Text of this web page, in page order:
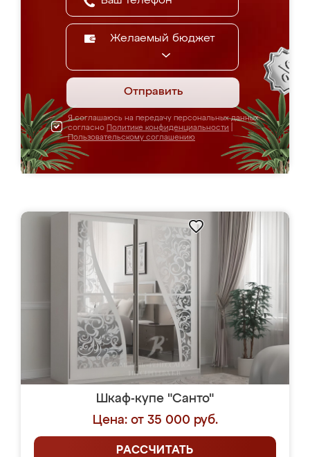
Желаемый бюджет
Отправить
Я соглашаюсь на передачу персональных данных
согласно Политике конфиденциальности
Пользовательскому соглашению
Шкаф-купе "Санто"
Цена: от 35 000 руб.
РАССЧИТАТЬ